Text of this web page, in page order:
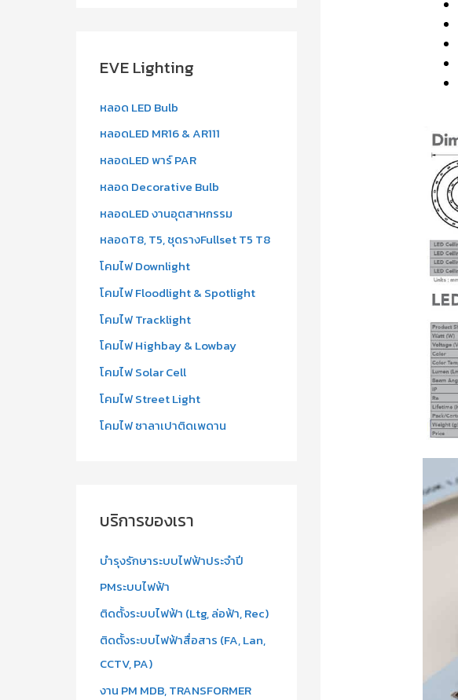
c
f
o
r
EVE Lighting
หลอด LED Bulb
หลอดLED MR16 & AR111
หลอดLED พาร์ PAR
หลอด Decorative Bulb
หลอดLED งานอุตสาหกรรม
หลอดT8, T5, ชุดรางFullset T5 T8
โคมไฟ Downlight
โคมไฟ Floodlight & Spotlight
โคมไฟ Tracklight
โคมไฟ Highbay & Lowbay
โคมไฟ Solar Cell
โคมไฟ Street Light
โคมไฟ ซาลาเปาติดเพดาน
บริการของเรา
บำรุงรักษาระบบไฟฟ้าประจำปี
PMระบบไฟฟ้า
ติดตั้งระบบไฟฟ้า (Ltg, ล่อฟ้า, Rec)
ติดตั้งระบบไฟฟ้าสื่อสาร (FA, Lan,
CCTV, PA)
งาน PM MDB, TRANSFORMER